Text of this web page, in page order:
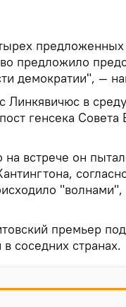
предложенных
предложило
демократии", —
в
генсека
на встрече он
"волнами",
премьер
соседних странах.